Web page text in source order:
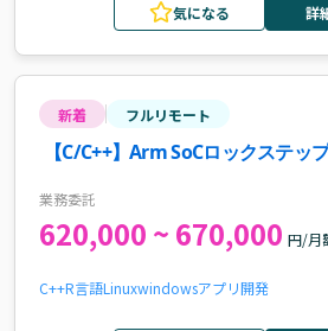
気になる 詳
新着 フルリモート
【C/C++】Arm SoCロックステッ
業務委託
620,000 ~ 670,000 円/月
C++R言語Linuxwindowsアプリ開発